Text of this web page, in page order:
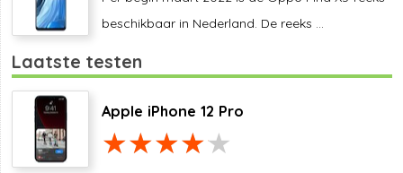
beschikbaar in Nederland. De reeks ...
Laatste testen
Apple iPhone 12 Pro